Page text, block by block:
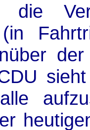
die
(in